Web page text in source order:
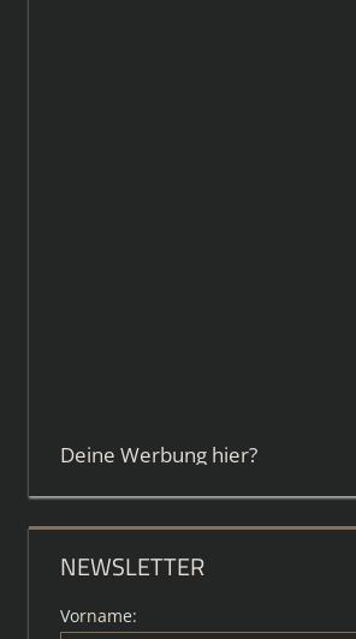
Deine Werbung hier?
NEWSLETTER
Vorname: